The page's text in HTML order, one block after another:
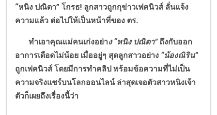
“หนิง ปณิตา” โกรธ! ลูกสาวถูกกุข่าวเฟคนิวส์ ลั่นแจ้ง
ความแล้ว ต่อไปให้เป็นหน้าที่ของ ตร.
ทำเอาคุณแม่คนเก่งอย่าง “หนิง ปณิตา” ถึงกับออก
อาการเดือดไม่น้อย เมื่ออยู่ๆ สุดลูกสาวอย่าง “น้องณิริน”
ถูกเฟคนิวส์ โดยมีการทำคลิป พร้อมข้อความที่ไม่เป็น
ความจริงแชร์บนโลกออนไลน์ ล่าสุดเจอตัวสาวหนิงเจ้า
ตัวก็เผยถึงเรื่องนี้ว่า